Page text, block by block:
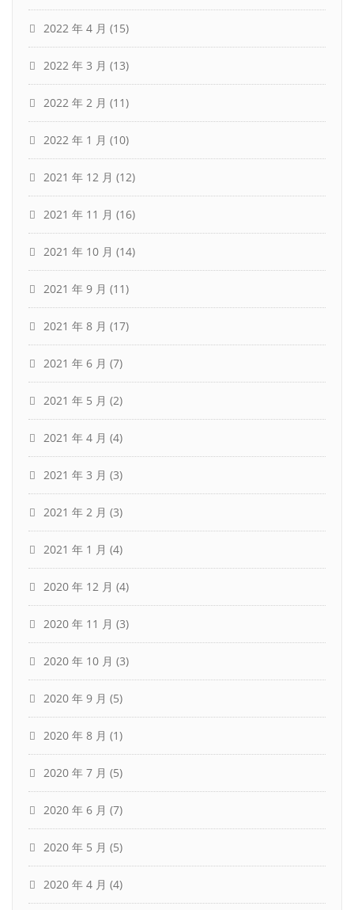
2022 年 4 月 (15)
2022 年 3 月 (13)
2022 年 2 月 (11)
2022 年 1 月 (10)
2021 年 12 月 (12)
2021 年 11 月 (16)
2021 年 10 月 (14)
2021 年 9 月 (11)
2021 年 8 月 (17)
2021 年 6 月 (7)
2021 年 5 月 (2)
2021 年 4 月 (4)
2021 年 3 月 (3)
2021 年 2 月 (3)
2021 年 1 月 (4)
2020 年 12 月 (4)
2020 年 11 月 (3)
2020 年 10 月 (3)
2020 年 9 月 (5)
2020 年 8 月 (1)
2020 年 7 月 (5)
2020 年 6 月 (7)
2020 年 5 月 (5)
2020 年 4 月 (4)